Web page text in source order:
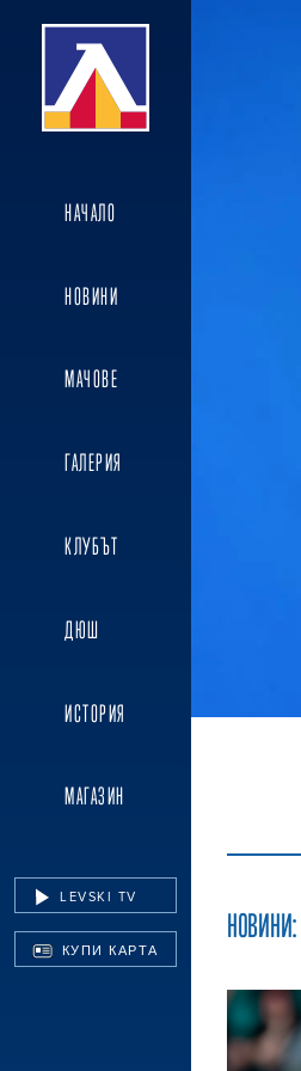
НАЧАЛО
НОВИНИ
МАЧОВЕ
ГАЛЕРИЯ
КЛУБЪТ
ДЮШ
ИСТОРИЯ
МАГАЗИН
LEVSKI TV
КУПИ КАРТА
новини: